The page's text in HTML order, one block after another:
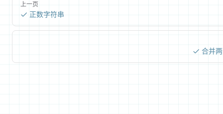
上一页
正数字符串
合并